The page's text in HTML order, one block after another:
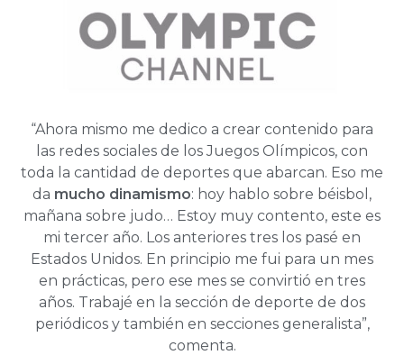
“Ahora mismo me dedico a crear contenido para
las redes sociales de los Juegos Olímpicos, con
toda la cantidad de deportes que abarcan. Eso me
da mucho dinamismo: hoy hablo sobre béisbol,
mañana sobre judo… Estoy muy contento, este es
mi tercer año. Los anteriores tres los pasé en
Estados Unidos. En principio me fui para un mes
en prácticas, pero ese mes se convirtió en tres
años. Trabajé en la sección de deporte de dos
periódicos y también en secciones generalista”,
comenta.